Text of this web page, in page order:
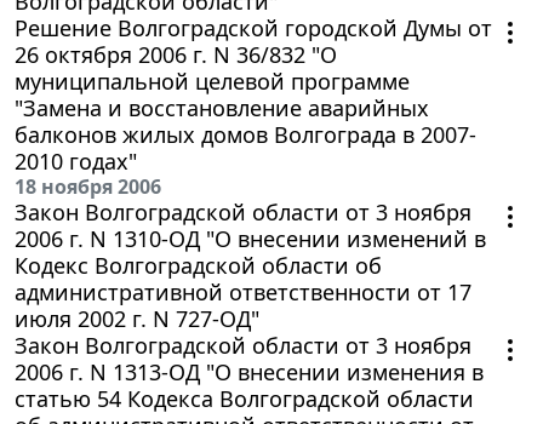
Решение Волгоградской городской Думы от
26 октября 2006 г. N 36/832 "О
муниципальной целевой программе
"Замена и восстановление аварийных
балконов жилых домов Волгограда в 2007-
2010 годах"
18 ноября 2006
Закон Волгоградской области от 3 ноября
2006 г. N 1310-ОД "О внесении изменений в
Кодекс Волгоградской области об
административной ответственности от 17
июля 2002 г. N 727-ОД"
Закон Волгоградской области от 3 ноября
2006 г. N 1313-ОД "О внесении изменения в
статью 54 Кодекса Волгоградской области